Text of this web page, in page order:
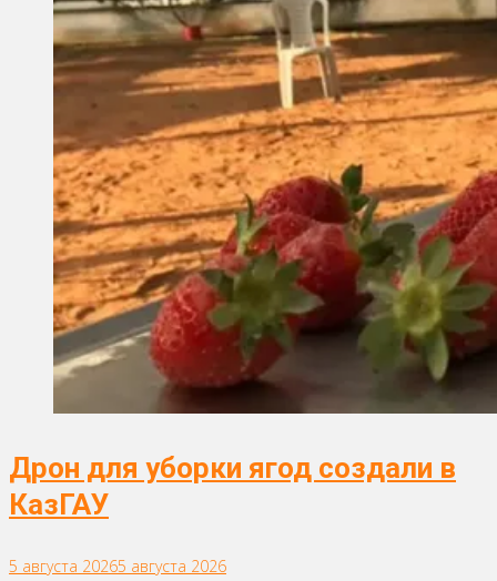
Дрон для уборки ягод создали в
КазГАУ
5 августа 20265 августа 2026